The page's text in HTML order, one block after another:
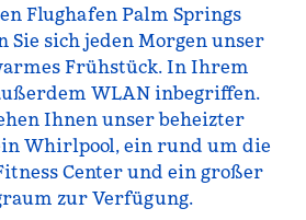
Flughafen Palm Springs
Sie sich jeden Morgen unser
Frühstück. In Ihrem
WLAN inbegriffen.
Ihnen unser beheizter
Whirlpool, ein rund um die
Center und ein großer
zur Verfügung.